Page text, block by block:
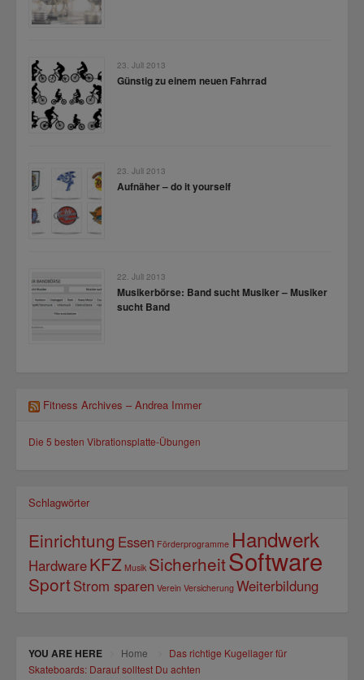
23. Juli 2013
Günstig zu einem neuen Fahrrad
23. Juli 2013
Aufnäher – do it yourself
22. Juli 2013
Musikerbörse: Band sucht Musiker – Musiker
sucht Band
Fitness Archives – Andrea Immer
Die 5 besten Vibrationsplatte-Übungen
Schlagwörter
Einrichtung Essen Förderprogramme Handwerk
HardwareKFZ Musik SicherheitSoftware
SportStrom sparen Verein Versicherung Weiterbildung
YOU ARE HERE Home
Das richtige Kugellager für
Skateboards: Darauf solltest Du achten